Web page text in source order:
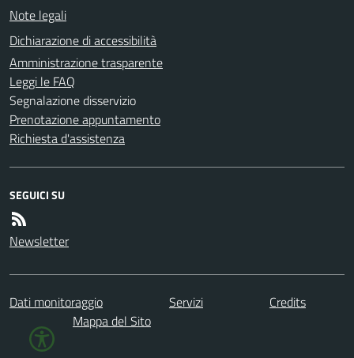
Note legali
Dichiarazione di accessibilità
Amministrazione trasparente
Leggi le FAQ
Segnalazione disservizio
Prenotazione appuntamento
Richiesta d'assistenza
SEGUICI SU
Newsletter
Dati monitoraggio Servizi
Credits
Mappa del Sito